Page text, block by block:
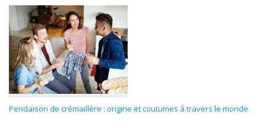
Pendaison de crémaillère : origine et coutumes à travers le monde